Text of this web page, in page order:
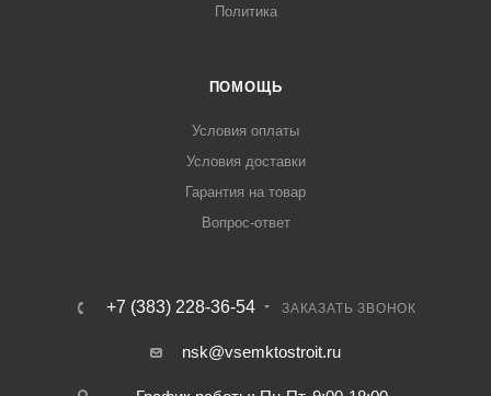
Политика
ПОМОЩЬ
Условия оплаты
Условия доставки
Гарантия на товар
Вопрос-ответ
+7 (383) 228-36-54 ЗАКАЗАТЬ ЗВОНОК
nsk@vsemktostroit.ru